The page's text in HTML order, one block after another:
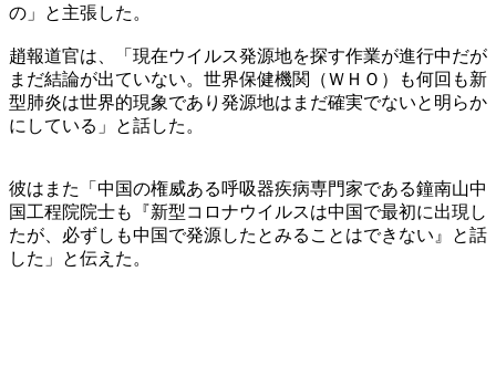
の」と主張した。
趙報道官は、「現在ウイルス発源地を探す作業が進行中だが
まだ結論が出ていない。世界保健機関（ＷＨＯ）も何回も新
型肺炎は世界的現象であり発源地はまだ確実でないと明らか
にしている」と話した。
彼はまた「中国の権威ある呼吸器疾病専門家である鐘南山中
国工程院院士も『新型コロナウイルスは中国で最初に出現し
たが、必ずしも中国で発源したとみることはできない』と話
した」と伝えた。